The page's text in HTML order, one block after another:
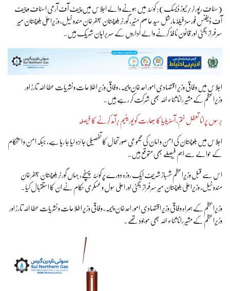
(سٹاف رپورٹر/نیوز ڈیسک) : کوئٹہ میں ہونے والے اجلاس میں چیف آف آرمی اسٹاف و چیف
آف ڈیفنس فورسز فیلڈ مارشل سید عاصم منیر، گورنر بلوچستان جعفر خان مندوخیل، وزیراعلیٰ بلوچستان میر
سرفراز بگٹی اور قانون نافذ کرنے والے اداروں کے سربراہان شریک ہیں۔
اجلاس میں وفاقی وزیر اقتصادی امور احد خان چیمہ، وفاقی وزیر اطلاعات و نشریات عطا اللہ تارڑ اور
وزیراعظم کے مشیر رانا ثناء اللہ بھی شرکت کر رہے ہیں۔
برسوں پرانا تعطل ختم، آسٹریلیا کا بھارت کو یورینیم برآمد کرنے کا فیصلہ
اجلاس میں بلوچستان کی امن و امان کی مجموعی صورتحال کا تفصیلی جائزہ لیا جا رہا ہے، جبکہ امن و استحکام
کے حوالے سے اہم فیصلے بھی متوقع ہیں۔
اس سے قبل وزیراعظم شہباز شریف ایک روزہ دورے پر کوئٹہ پہنچے، جہاں گورنر بلوچستان جعفر خان
مندوخیل، وزیراعلیٰ بلوچستان میر سرفراز بگٹی اور اعلیٰ سول و عسکری حکام نے ان کا استقبال کیا۔
وزیراعظم کے ہمراہ وفاقی وزیر اقتصادی امور احد خان چیمہ، وفاقی وزیر اطلاعات و نشریات عطا اللہ تارڑ اور
وزیراعظم کے مشیر رانا ثناء اللہ بھی موجود تھے۔